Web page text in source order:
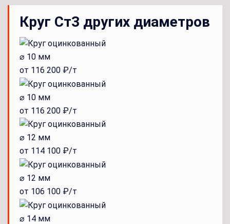
Круг Ст3 других диаметров
⌀ 10 мм
от 116 200 ₽/т
⌀ 10 мм
от 116 200 ₽/т
⌀ 12 мм
от 114 100 ₽/т
⌀ 12 мм
от 106 100 ₽/т
⌀ 14 мм